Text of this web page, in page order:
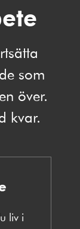
som
över.
kvar.
liv i